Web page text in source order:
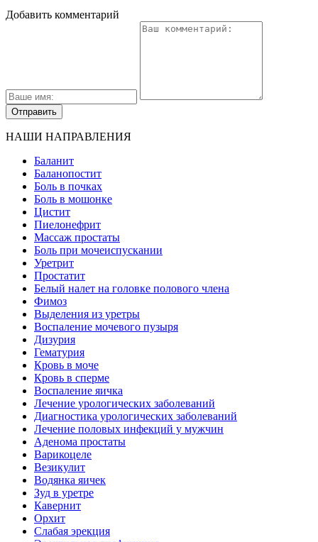
Добавить комментарий
НАШИ НАПРАВЛЕНИЯ
Баланит
Баланопостит
Боль в почках
Боль в мошонке
Цистит
Пиелонефрит
Массаж простаты
Боль при мочеиспускании
Уретрит
Простатит
Белый налет на головке полового члена
Фимоз
Выделения из уретры
Воспаление мочевого пузыря
Дизурия
Гематурия
Кровь в моче
Кровь в сперме
Воспаление яичка
Лечение урологических заболеваний
Диагностика урологических заболеваний
Лечение половых инфекций у мужчин
Аденома простаты
Варикоцеле
Везикулит
Водянка яичек
Зуд в уретре
Кавернит
Орхит
Слабая эрекция